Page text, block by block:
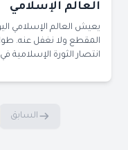
العالم الإسلامي
يعيش العالم الإسلامي
المقطع ولا نغفل عنه.
انتصار الثورة الإسلامية
السابق